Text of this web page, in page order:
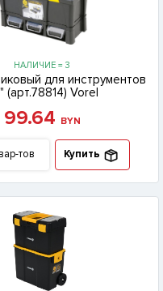
НАЛИЧИЕ = 3
для инструментов
(арт.78814) Vorel
99.64 BYN
тов Купить